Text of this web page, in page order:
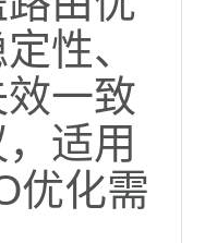
性、
一致
适用
优化需